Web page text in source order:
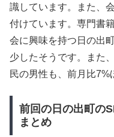
識しています。また、
付けています。専門書
会に興味を持つ日の出
少したそうです。また
民の男性も、前月比7%
前回の日の出町の
まとめ